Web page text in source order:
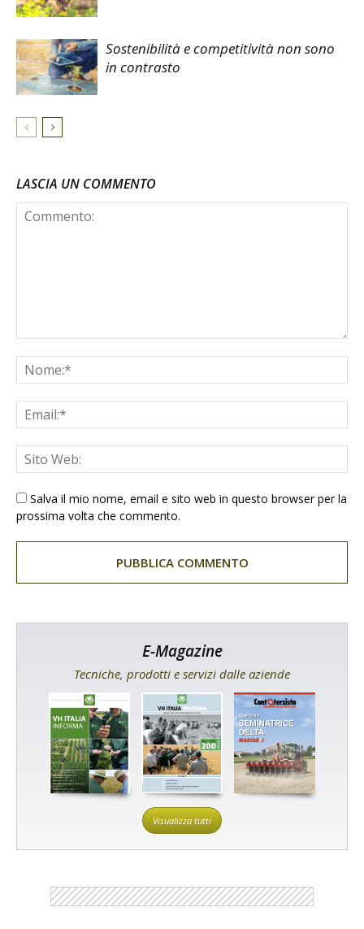
Sostenibilità e competitività non sono
in contrasto
LASCIA UN COMMENTO
Salva il mio nome, email e sito web in questo browser per la
prossima volta che commento.
E-Magazine
Tecniche, prodotti e servizi dalle aziende
Visualizza tutti